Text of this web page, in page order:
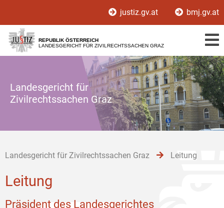
[1]
[2]
[3]
justiz.gv.at bmj.gv.at
REPUBLIK ÖSTERREICH
LANDESGERICHT FÜR ZIVILRECHTSSACHEN GRAZ
Landesgericht für
Zivilrechtssachen Graz
Landesgericht für Zivilrechtssachen Graz Leitung
Leitung
Präsident des Landesgerichtes